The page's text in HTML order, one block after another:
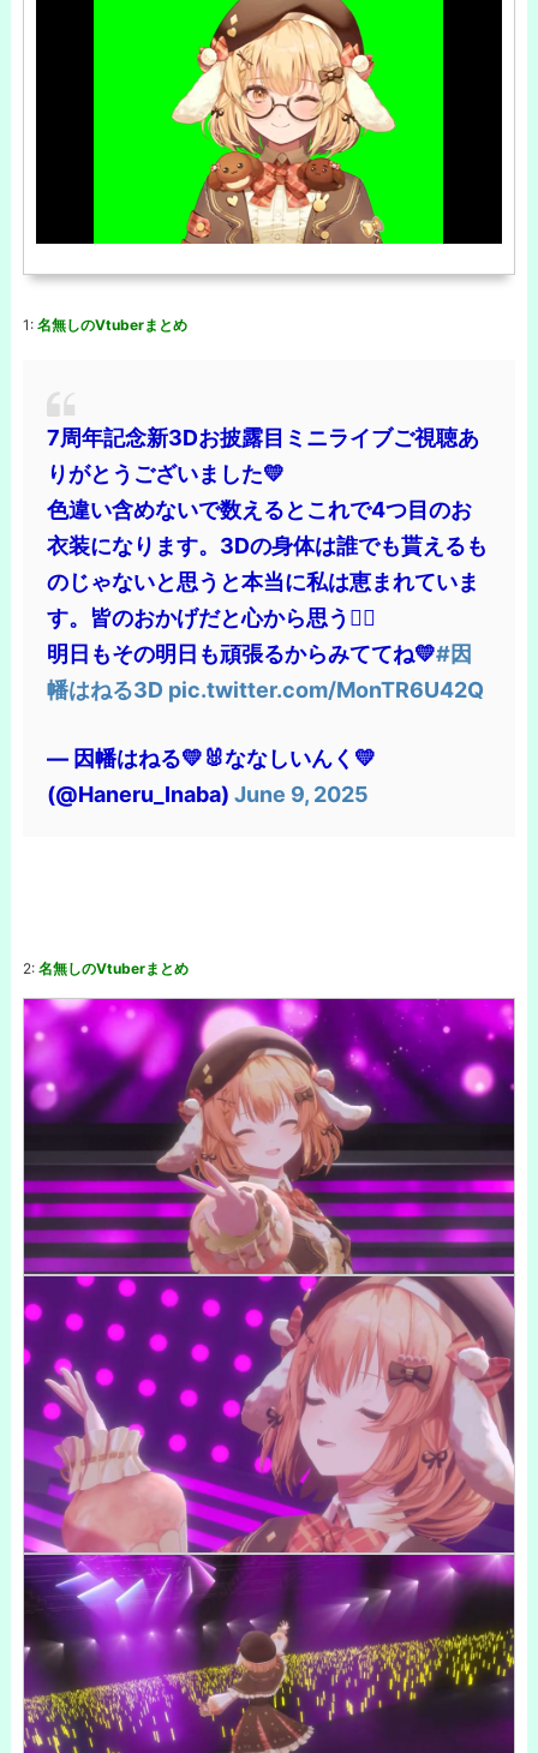
1: 名無しのVtuberまとめ
7周年記念新3Dお披露目ミニライブご視聴あ
りがとうございました💛
色違い含めないで数えるとこれで4つ目のお
衣装になります。3Dの身体は誰でも貰えるも
のじゃないと思うと本当に私は恵まれていま
す。皆のおかげだと心から思う🙇‍♀️
明日もその明日も頑張るからみててね💛#因
幡はねる3D pic.twitter.com/MonTR6U42Q
— 因幡はねる💛🐰ななしいんく💛
(@Haneru_Inaba) June 9, 2025
2: 名無しのVtuberまとめ